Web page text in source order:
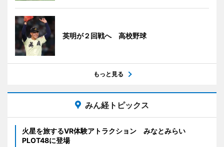
英明が２回戦へ 高校野球
もっと見る
みん経トピックス
火星を旅するVR体験アトラクション みなとみらい
PLOT48に登場